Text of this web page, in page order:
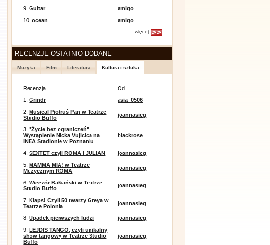
9.Guitar
amigo
10.ocean amigo
więcej
RECENZJE OSTATNIO DODANE
Muzyka Film Literatura Kultura i sztuka
Recenzja
Od
1.Grindr
asia_0506
2.Musical Piotruś Pan w Teatrze
Studio Buffo
joannasieg
3."Życie bez ograniczeń":
Wystąpienie Nicka Vujicica na
INEA Stadionie w Poznaniu
blackrose
4.SEXTET czyli ROMA I JULIAN
joannasieg
5.MAMMA MIA! w Teatrze
Muzycznym ROMA
joannasieg
6.Wieczór Bałkański w Teatrze
Studio Buffo
joannasieg
7.Klaps! Czyli 50 twarzy Greya w
Teatrze Polonia
joannasieg
8.Upadek pierwszych ludzi
joannasieg
9.LEJDIS TANGO, czyli unikalny
show tangowy w Teatrze Studio
Buffo
joannasieg